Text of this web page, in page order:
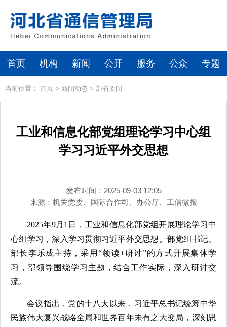
首页 机构 新闻 公开 服务 公众 专题
当前位置： 首页 > 新闻动态 > 部省要闻
工业和信息化部党组理论学习中心组
学习习近平外交思想
发布时间：2025-09-03 12:05
来源： 机关党委、国际合作司、办公厅、工信微报
2025年9月1日，工业和信息化部党组开展理论学习中
心组学习，深入学习贯彻习近平外交思想。部党组书记、
部长李乐成主持，采用“领读+研讨”的方式开展集体学
习，部领导围绕学习主题，结合工作实际，深入研讨交
流。
会议指出，党的十八大以来，习近平总书记统筹中华
民族伟大复兴战略全局和世界百年未有之大变局，深刻思